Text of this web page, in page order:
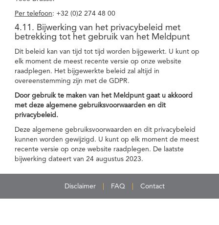
Per telefoon: +32 (0)2 274 48 00
4.11. Bijwerking van het privacybeleid met
betrekking tot het gebruik van het Meldpunt
Dit beleid kan van tijd tot tijd worden bijgewerkt. U kunt op
elk moment de meest recente versie op onze website
raadplegen. Het bijgewerkte beleid zal altijd in
overeenstemming zijn met de GDPR.
Door gebruik te maken van het Meldpunt gaat u akkoord
met deze algemene gebruiksvoorwaarden en dit
privacybeleid.
Deze algemene gebruiksvoorwaarden en dit privacybeleid
kunnen worden gewijzigd. U kunt op elk moment de meest
recente versie op onze website raadplegen. De laatste
bijwerking dateert van 24 augustus 2023.
Disclaimer FAQ Contact